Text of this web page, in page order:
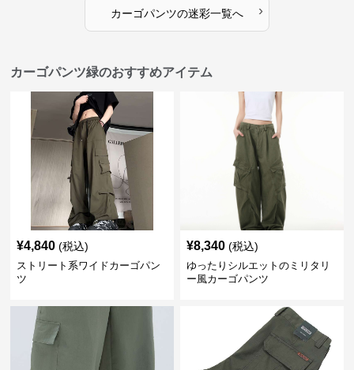
カーゴパンツの迷彩一覧へ ›
カーゴパンツ緑のおすすめアイテム
¥4,840 (税込)
ストリート系ワイドカーゴパン
ツ
¥8,340 (税込)
ゆったりシルエットのミリタリ
ー風カーゴパンツ